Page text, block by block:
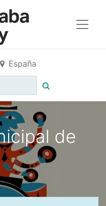
España
de